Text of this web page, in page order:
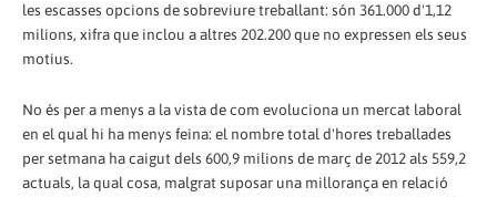
les escasses opcions de sobreviure treballant: són 361.000 d'1,12
milions, xifra que inclou a altres 202.200 que no expressen els seus
motius.
No és per a menys a la vista de com evoluciona un mercat laboral
en el qual hi ha menys feina: el nombre total d'hores treballades
per setmana ha caigut dels 600,9 milions de març de 2012 als 559,2
actuals, la qual cosa, malgrat suposar una millorança en relació